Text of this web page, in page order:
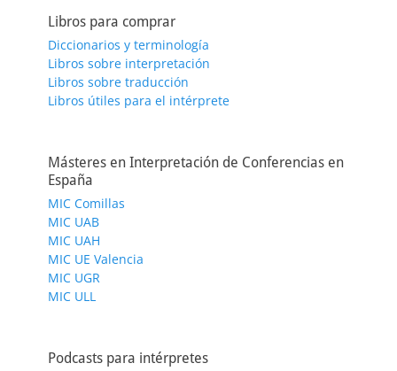
Libros para comprar
Diccionarios y terminología
Libros sobre interpretación
Libros sobre traducción
Libros útiles para el intérprete
Másteres en Interpretación de Conferencias en
España
MIC Comillas
MIC UAB
MIC UAH
MIC UE Valencia
MIC UGR
MIC ULL
Podcasts para intérpretes